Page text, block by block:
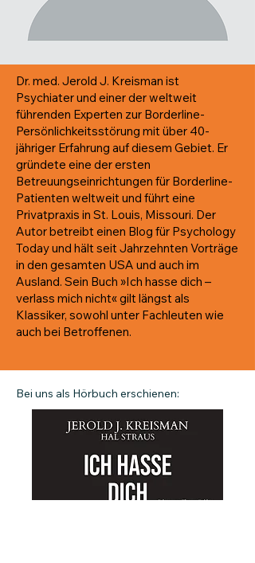
Dr. med. Jerold J. Kreisman ist
Psychiater und einer der weltweit
führenden Experten zur Borderline-
Persönlichkeitsstörung mit über 40-
jähriger Erfahrung auf diesem Gebiet. Er
gründete eine der ersten
Betreuungseinrichtungen für Borderline-
Patienten weltweit und führt eine
Privatpraxis in St. Louis, Missouri. Der
Autor betreibt einen Blog für Psychology
Today und hält seit Jahrzehnten Vorträge
in den gesamten USA und auch im
Ausland. Sein Buch »Ich hasse dich –
verlass mich nicht« gilt längst als
Klassiker, sowohl unter Fachleuten wie
auch bei Betroffenen.
Bei uns als Hörbuch erschienen: